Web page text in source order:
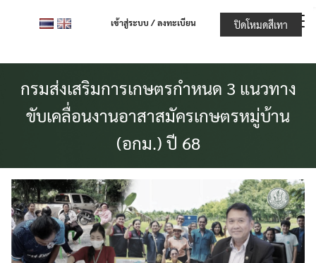
เข้าสู่ระบบ / ลงทะเบียน
กรมส่งเสริมการเกษตรกำหนด 3 แนวทาง
ขับเคลื่อนงานอาสาสมัครเกษตรหมู่บ้าน
(อกม.) ปี 68
ปิดโหมดสีเทา